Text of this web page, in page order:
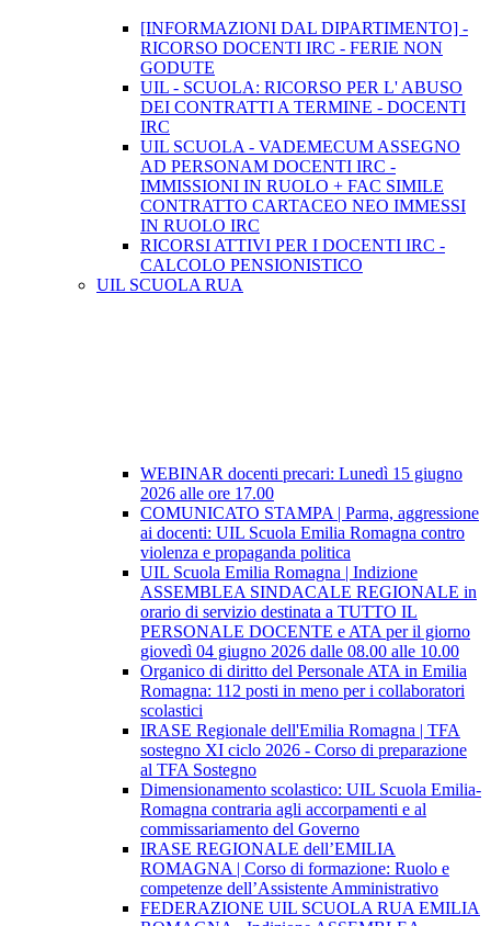
[INFORMAZIONI DAL DIPARTIMENTO] -
RICORSO DOCENTI IRC - FERIE NON
GODUTE
UIL - SCUOLA: RICORSO PER L' ABUSO
DEI CONTRATTI A TERMINE - DOCENTI
IRC
UIL SCUOLA - VADEMECUM ASSEGNO
AD PERSONAM DOCENTI IRC -
IMMISSIONI IN RUOLO + FAC SIMILE
CONTRATTO CARTACEO NEO IMMESSI
IN RUOLO IRC
RICORSI ATTIVI PER I DOCENTI IRC -
CALCOLO PENSIONISTICO
UIL SCUOLA RUA
WEBINAR docenti precari: Lunedì 15 giugno
2026 alle ore 17.00
COMUNICATO STAMPA | Parma, aggressione
ai docenti: UIL Scuola Emilia Romagna contro
violenza e propaganda politica
UIL Scuola Emilia Romagna | Indizione
ASSEMBLEA SINDACALE REGIONALE in
orario di servizio destinata a TUTTO IL
PERSONALE DOCENTE e ATA per il giorno
giovedì 04 giugno 2026 dalle 08.00 alle 10.00
Organico di diritto del Personale ATA in Emilia
Romagna: 112 posti in meno per i collaboratori
scolastici
IRASE Regionale dell'Emilia Romagna | TFA
sostegno XI ciclo 2026 - Corso di preparazione
al TFA Sostegno
Dimensionamento scolastico: UIL Scuola Emilia-
Romagna contraria agli accorpamenti e al
commissariamento del Governo
IRASE REGIONALE dell’EMILIA
ROMAGNA | Corso di formazione: Ruolo e
competenze dell’Assistente Amministrativo
FEDERAZIONE UIL SCUOLA RUA EMILIA